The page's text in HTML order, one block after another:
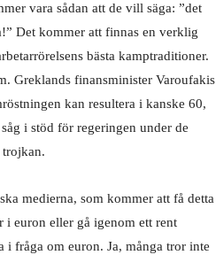
vara sådan att de vill säga: ”det
Det kommer att finnas en verklig
bästa kamptraditioner.
Greklands finansminister Varoufakis
kan resultera i kanske 60,
i stöd för regeringen under de
medierna, som kommer att få detta
i euron eller gå igenom ett rent
i fråga om euron. Ja, många tror inte